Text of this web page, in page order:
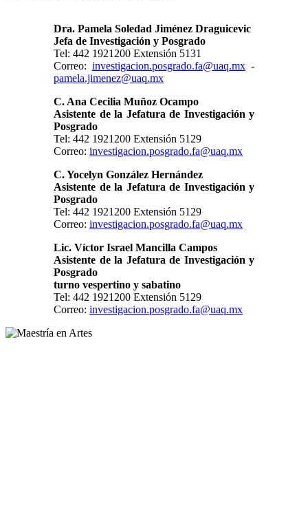
Dra. Pamela Soledad Jiménez Draguicevic
Jefa de Investigación y Posgrado
Tel: 442 1921200 Extensión 5131
Correo: investigacion.posgrado.fa@uaq.mx -
pamela.jimenez@uaq.mx
C. Ana Cecilia Muñoz Ocampo
Asistente de la Jefatura de Investigación y
Posgrado
Tel: 442 1921200 Extensión 5129
Correo: investigacion.posgrado.fa@uaq.mx
C. Yocelyn González Hernández
Asistente de la Jefatura de Investigación y
Posgrado
Tel: 442 1921200 Extensión 5129
Correo: investigacion.posgrado.fa@uaq.mx
Lic. Víctor Israel Mancilla Campos
Asistente de la Jefatura de Investigación y
Posgrado
turno vespertino y sabatino
Tel: 442 1921200 Extensión 5129
Correo: investigacion.posgrado.fa@uaq.mx